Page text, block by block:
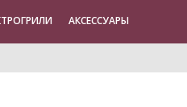
АКСЕССУАРЫ